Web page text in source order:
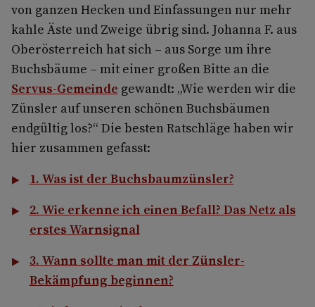
von ganzen Hecken und Einfassungen nur mehr
kahle Äste und Zweige übrig sind. Johanna F. aus
Oberösterreich hat sich – aus Sorge um ihre
Buchsbäume – mit einer großen Bitte an die
Servus-Gemeinde gewandt: „Wie werden wir die
Zünsler auf unseren schönen Buchsbäumen
endgültig los?“ Die besten Ratschläge haben wir
hier zusammen gefasst:
1. Was ist der Buchsbaumzünsler?
2. Wie erkenne ich einen Befall? Das Netz als
erstes Warnsignal
3. Wann sollte man mit der Zünsler-
Bekämpfung beginnen?